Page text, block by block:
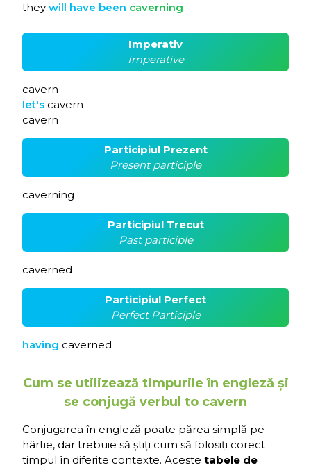
they will have been caverning
Imperativ
Imperative
cavern
let's cavern
cavern
Participiul Prezent
Present participle
caverning
Participiul Trecut
Past participle
caverned
Participiul Perfect
Perfect Participle
having caverned
Cum se utilizează timpurile în engleză și
se conjugă verbul to cavern
Conjugarea în engleză poate părea simplă pe
hârtie, dar trebuie să știți cum să folosiți corect
timpul în diferite contexte. Aceste tabele de